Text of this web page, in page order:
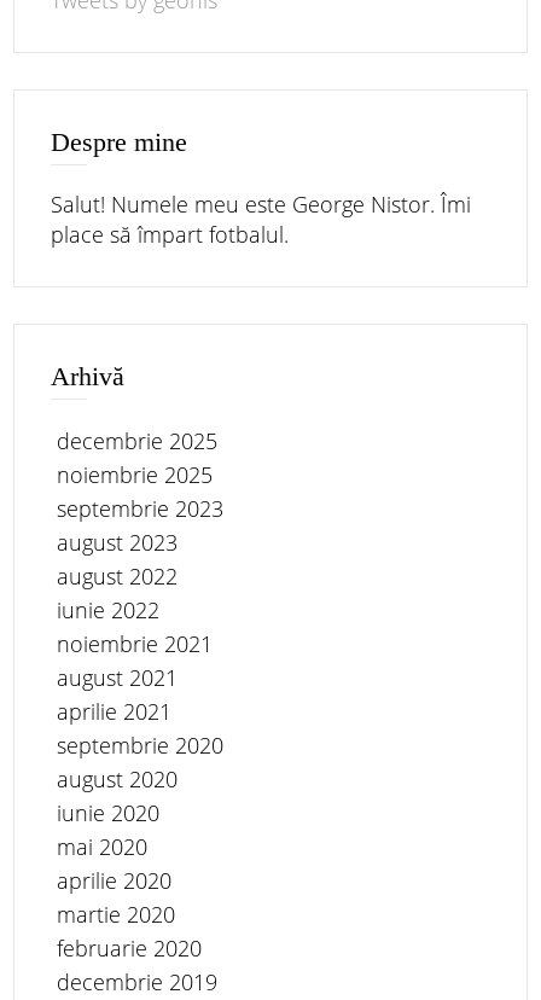
Despre mine
Salut! Numele meu este George Nistor. Îmi
place să împart fotbalul.
Arhivă
decembrie 2025
noiembrie 2025
septembrie 2023
august 2023
august 2022
iunie 2022
noiembrie 2021
august 2021
aprilie 2021
septembrie 2020
august 2020
iunie 2020
mai 2020
aprilie 2020
martie 2020
februarie 2020
decembrie 2019